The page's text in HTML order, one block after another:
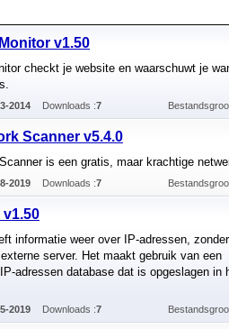
v1.50
checkt je website en waarschuwt je
2014 Downloads :7
Scanner v5.4.0
is een gratis, maar krachtige
2019 Downloads :7
v1.50
informatie weer over IP-adressen,
server. Het maakt gebruik van een
adressen database dat is opgeslagen in
2019 Downloads :7